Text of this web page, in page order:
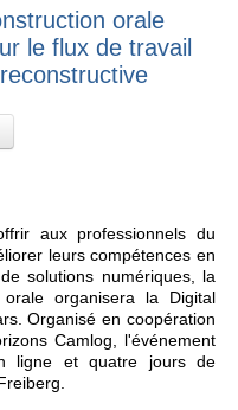
orale
le flux de travail
aux professionnels du
leurs compétences en
solutions numériques, la
organisera la Digital
Organisé en coopération
Camlog, l'événement
ligne et quatre jours de